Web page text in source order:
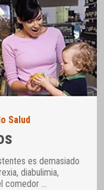
Salud
es demasiado
diabulimia,
comedor